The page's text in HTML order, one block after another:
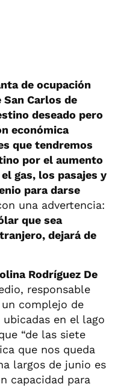
de ocupación
Carlos de
deseado pero
económica
que tendremos
por el aumento
gas, los pasajes y
para darse
una advertencia:
que sea
dejará de
Rodríguez De
responsable
complejo de
en el lago
“de las siete
que nos queda
largos de junio es
capacidad para